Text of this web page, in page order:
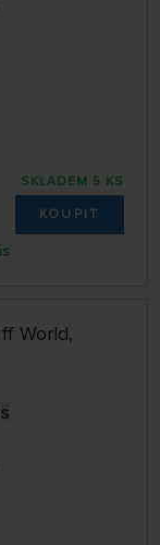
SKLADEM 5 KS
KOUPIT
World,